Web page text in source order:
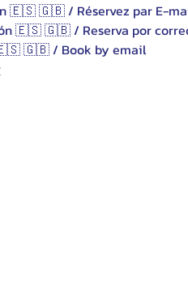
🇪🇸 🇬🇧 / Réservez par E-
🇪🇸 🇬🇧 / Reserva por
🇪🇸 🇬🇧 / Book by email